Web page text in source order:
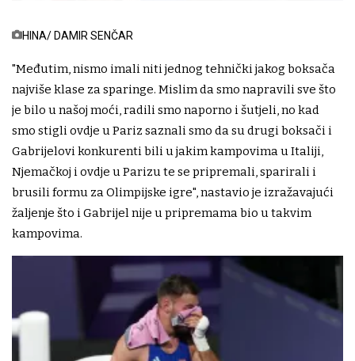
HINA/ DAMIR SENČAR
"Međutim, nismo imali niti jednog tehnički jakog boksača
najviše klase za sparinge. Mislim da smo napravili sve što
je bilo u našoj moći, radili smo naporno i šutjeli, no kad
smo stigli ovdje u Pariz saznali smo da su drugi boksači i
Gabrijelovi konkurenti bili u jakim kampovima u Italiji,
Njemačkoj i ovdje u Parizu te se pripremali, sparirali i
brusili formu za Olimpijske igre", nastavio je izražavajući
žaljenje što i Gabrijel nije u pripremama bio u takvim
kampovima.